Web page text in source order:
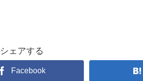
シェアする
Facebook